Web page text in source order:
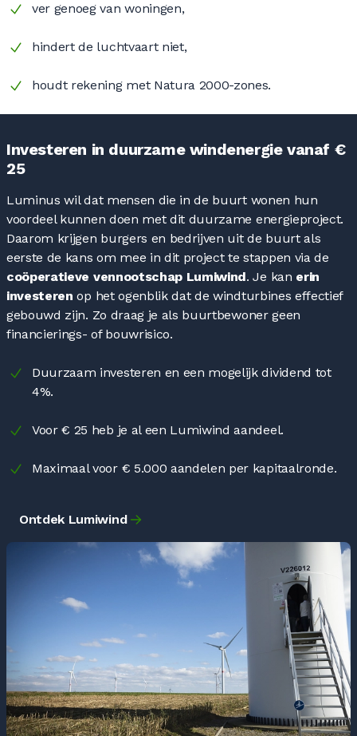
ver genoeg van woningen,
hindert de luchtvaart niet,
houdt rekening met Natura 2000-zones.
Investeren in duurzame windenergie vanaf €
25
Luminus wil dat mensen die in de buurt wonen hun
voordeel kunnen doen met dit duurzame energieproject.
Daarom krijgen burgers en bedrijven uit de buurt als
eerste de kans om mee in dit project te stappen via de
coöperatieve vennootschap Lumiwind. Je kan erin
investeren op het ogenblik dat de windturbines effectief
gebouwd zijn. Zo draag je als buurtbewoner geen
financierings- of bouwrisico.
Duurzaam investeren en een mogelijk dividend tot
4%.
Voor € 25 heb je al een Lumiwind aandeel.
Maximaal voor € 5.000 aandelen per kapitaalronde.
Ontdek Lumiwind